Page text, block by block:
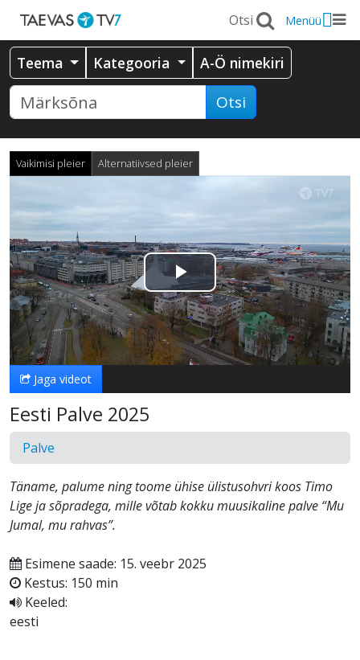
Menüü
Teema Kategooria A-Ö nimekiri
Otsi
Vaikimisi pleier Alternatiivsed pleier
Esita
video
Jaga videot
Eesti Palve 2025
Palve
Täname, palume ning toome ühise ülistusohvri koos Timo
Lige ja sõpradega, mille võtab kokku muusikaline palve “Mu
Jumal, mu rahvas”.
Esimene saade: 15. veebr 2025
Kestus: 150 min
Keeled:
eesti